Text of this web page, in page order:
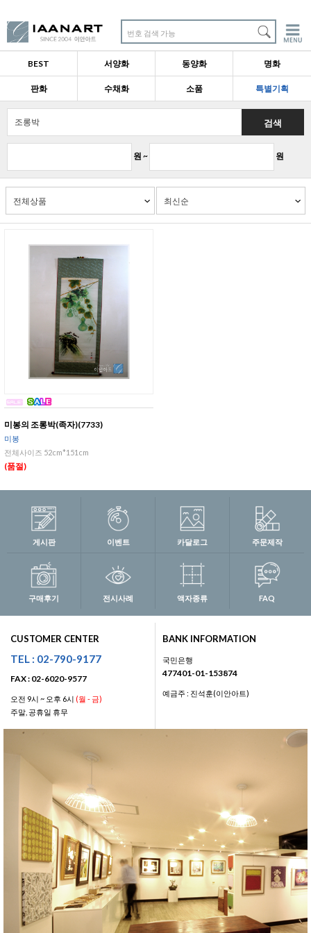
번호 검색 가능
BEST 서양화 동양화 명화
판화 수채화 소품 특별기획
원 ~ 원
검색
미봉의 조롱박(족자)(7733)
미봉
전체사이즈 52cm*151cm
(품절)
게시판 이벤트 카달로그 주문제작
구매후기 전시사례 액자종류 FAQ
CUSTOMER CENTER
TEL : 02-790-9177
FAX : 02-6020-9577
오전 9시 ~ 오후 6시 (월 - 금)
주말, 공휴일 휴무
BANK INFORMATION
국민은행
477401-01-153874
예금주 : 진석훈(이안아트)